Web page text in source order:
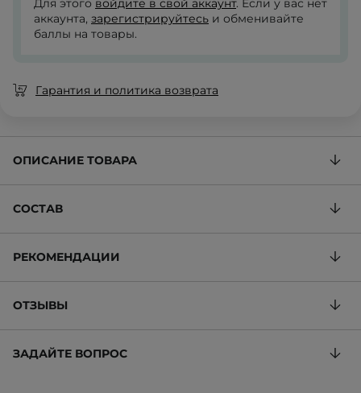
Для этого войдите в свой аккаунт. Если у вас нет
аккаунта, зарегистрируйтесь и обменивайте
баллы на товары.
Гарантия и политика возврата
ОПИСАНИЕ ТОВАРА
СОСТАВ
РЕКОМЕНДАЦИИ
ОТЗЫВЫ
ЗАДАЙТЕ ВОПРОС